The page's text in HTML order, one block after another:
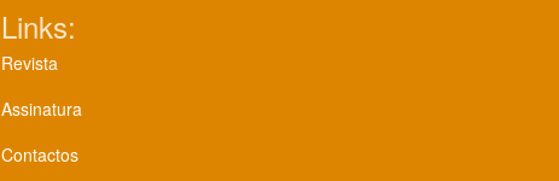
Links:
Revista
Assinatura
Contactos